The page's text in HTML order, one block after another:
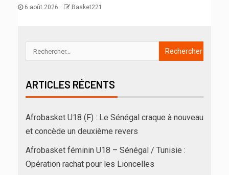
6 août 2026 Basket221
ARTICLES RÉCENTS
Afrobasket U18 (F) : Le Sénégal craque à nouveau
et concède un deuxième revers
Afrobasket féminin U18 – Sénégal / Tunisie :
Opération rachat pour les Lioncelles